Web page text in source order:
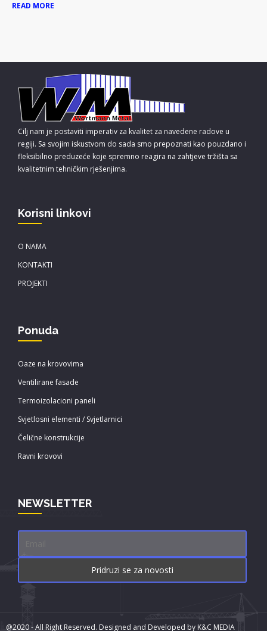
READ MORE
Cilj nam je postaviti imperativ za kvalitet za navedene radove u
regiji. Sa svojim iskustvom do sada smo prepoznati kao pouzdano i
fleksibilno preduzeće koje spremno reagira na zahtjeve tržišta sa
kvalitetnim tehničkim rješenjima.
Korisni linkovi
O NAMA
KONTAKTI
PROJEKTI
Ponuda
Oaze na krovovima
Ventilirane fasade
Termoizolacioni paneli
Svjetlosni elementi / Svjetlarnici
Čelične konstrukcije
Ravni krovovi
NEWSLETTER
@2020 - All Right Reserved. Designed and Developed by K&C MEDIA